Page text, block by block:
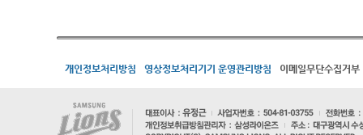
개인정보처리방침 영상정보처리기기 운영관리방침 이메일무단수집거부